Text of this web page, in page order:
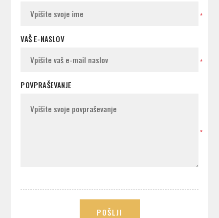
*
VAŠ E-NASLOV
*
POVPRAŠEVANJE
*
POŠLJI